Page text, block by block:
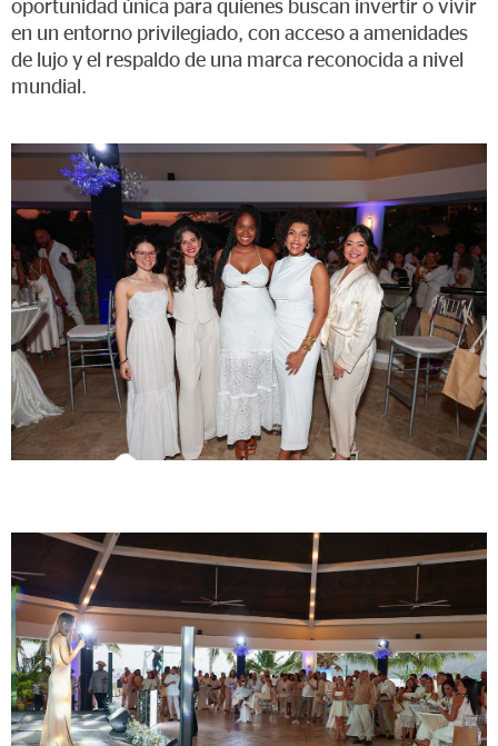
oportunidad única para quienes buscan invertir o vivir
en un entorno privilegiado, con acceso a amenidades
de lujo y el respaldo de una marca reconocida a nivel
mundial.